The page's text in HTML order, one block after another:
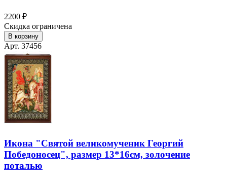
2200 ₽
Скидка ограничена
В корзину
Арт. 37456
Икона "Святой великомученик Георгий
Победоносец", размер 13*16см, золочение
поталью